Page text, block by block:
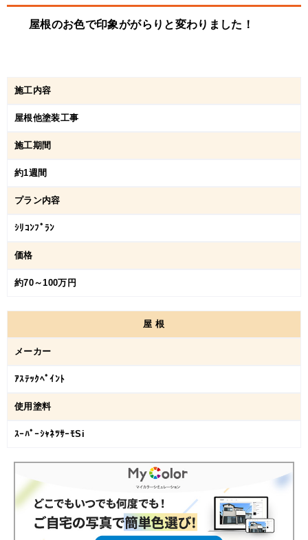
屋根のお色で印象ががらりと変わりました！
施工内容
屋根他塗装工事
施工期間
約1週間
プラン内容
ｼﾘｺﾝﾌﾟﾗﾝ
価格
約70～100万円
屋根
メーカー
ｱｽﾃｯｸﾍﾟｲﾝﾄ
使用塗料
ｽｰﾊﾟｰｼｬﾈﾂｻｰﾓSi